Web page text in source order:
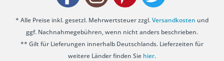
* Alle Preise inkl. gesetzl. Mehrwertsteuer zzgl.Versandkosten und
ggf. Nachnahmegebühren, wenn nicht anders beschrieben.
** Gilt für Lieferungen innerhalb Deutschlands. Lieferzeiten für
weitere Länder finden Sie hier.